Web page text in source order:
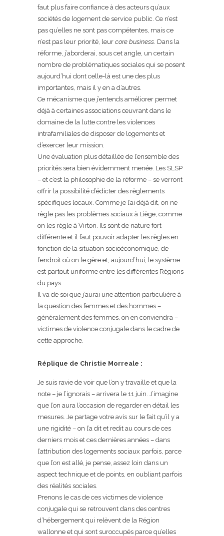
faut plus faire confiance à des acteurs qu’aux
sociétés de logement de service public. Ce n’est
pas qu’elles ne sont pas compétentes, mais ce
n’est pas leur priorité, leur core business. Dans la
réforme, j’aborderai, sous cet angle, un certain
nombre de problématiques sociales qui se posent
aujourd’hui dont celle-là est une des plus
importantes, mais il y en a d’autres.
Ce mécanisme que j’entends améliorer permet
déjà à certaines associations œuvrant dans le
domaine de la lutte contre les violences
intrafamiliales de disposer de logements et
d’exercer leur mission.
Une évaluation plus détaillée de l’ensemble des
priorités sera bien évidemment menée. Les SLSP
– et c’est la philosophie de la réforme – se verront
offrir la possibilité d’édicter des règlements
spécifiques locaux. Comme je l’ai déjà dit, on ne
règle pas les problèmes sociaux à Liège, comme
on les règle à Virton. Ils sont de nature fort
différente et il faut pouvoir adapter les règles en
fonction de la situation socioéconomique, de
l’endroit où on le gère et, aujourd’hui, le système
est partout uniforme entre les différentes Régions
du pays.
Il va de soi que j’aurai une attention particulière à
la question des femmes et des hommes –
généralement des femmes, on en conviendra –
victimes de violence conjugale dans le cadre de
cette approche.
Réplique de Christie Morreale :
Je suis ravie de voir que l’on y travaille et que la
note – je l’ignorais – arrivera le 11 juin. J’imagine
que l’on aura l’occasion de regarder en détail les
mesures. Je partage votre avis sur le fait qu’il y a
une rigidité – on l’a dit et redit au cours de ces
derniers mois et ces dernières années – dans
l’attribution des logements sociaux parfois, parce
que l’on est allé, je pense, assez loin dans un
aspect technique et de points, en oubliant parfois
des réalités sociales.
Prenons le cas de ces victimes de violence
conjugale qui se retrouvent dans des centres
d’hébergement qui relèvent de la Région
wallonne et qui sont suroccupés parce qu’elles